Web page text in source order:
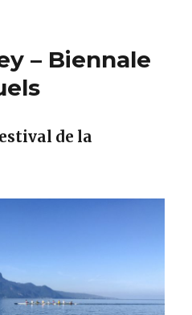
– Biennale
de la